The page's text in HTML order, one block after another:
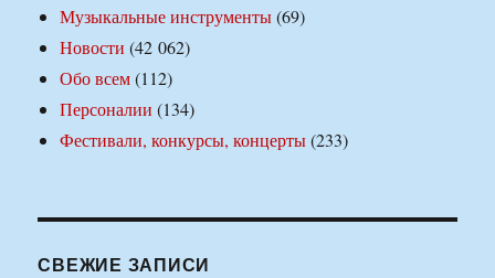
Музыкальные инструменты(69)
Новости (42 062)
Обо всем(112)
Персоналии (134)
Фестивали, конкурсы, концерты(233)
СВЕЖИЕ ЗАПИСИ